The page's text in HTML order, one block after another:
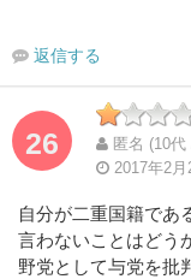
返信する
26
匿名 (10
2017年2
自分が二重国籍であ
言わないことはどう
野党として与党を批